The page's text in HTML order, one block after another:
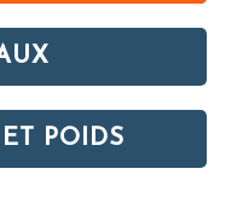
POIDS